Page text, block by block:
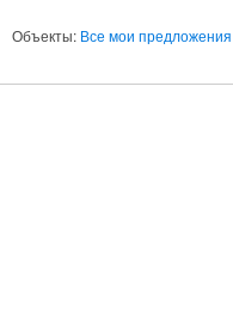
Объекты: Все мои предложения